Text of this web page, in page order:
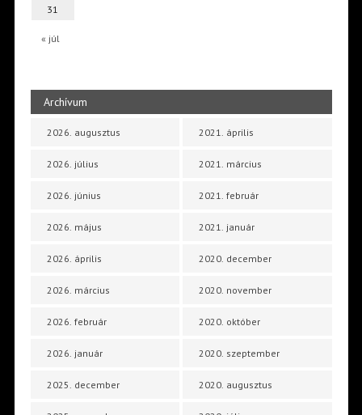
« júl
31
Archívum
2026. augusztus
2026. július
2026. június
2026. május
2026. április
2026. március
2026. február
2026. január
2025. december
2021. április
2021. március
2021. február
2021. január
2020. december
2020. november
2020. október
2020. szeptember
2020. augusztus